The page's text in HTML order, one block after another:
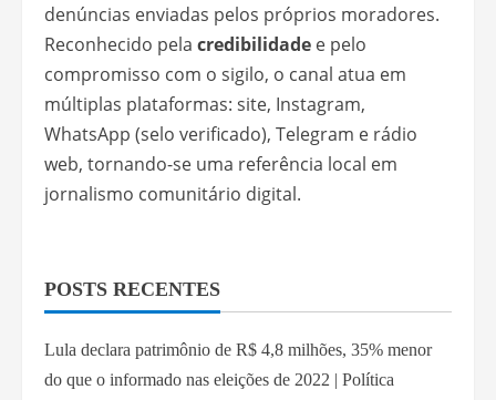
denúncias enviadas pelos próprios moradores.
Reconhecido pela credibilidade e pelo
compromisso com o sigilo, o canal atua em
múltiplas plataformas: site, Instagram,
WhatsApp (selo verificado), Telegram e rádio
web, tornando-se uma referência local em
jornalismo comunitário digital.
POSTS RECENTES
Lula declara patrimônio de R$ 4,8 milhões, 35% menor
do que o informado nas eleições de 2022 | Política